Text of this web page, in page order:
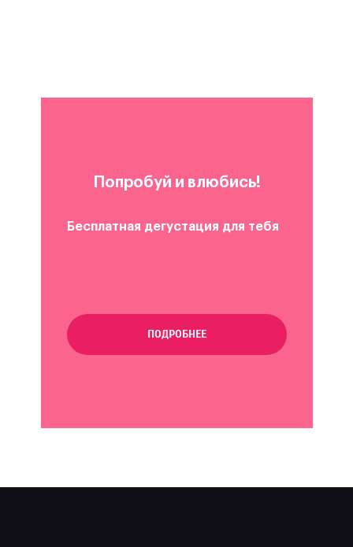
Попробуй и влюбись!
Бесплатная дегустация для тебя
ПОДРОБНЕЕ